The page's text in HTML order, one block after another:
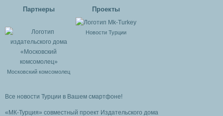
Партнеры
Московский комсомолец
Проекты
Новости Турции
Все новости Турции в Вашем смартфоне!
«МК-Турция» совместный проект Издательского дома